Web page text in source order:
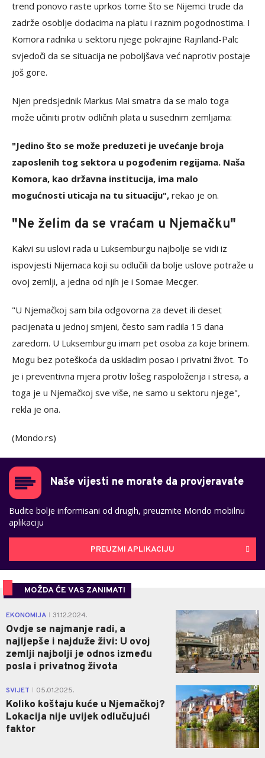
trend ponovo raste uprkos tome što se Nijemci trude da
zadrže osoblje dodacima na platu i raznim pogodnostima. I
Komora radnika u sektoru njege pokrajine Rajnland-Palc
svjedoči da se situacija ne poboljšava već naprotiv postaje
još gore.
Njen predsjednik Markus Mai smatra da se malo toga
može učiniti protiv odličnih plata u susednim zemljama:
"Jedino što se može preduzeti je uvećanje broja
zaposlenih tog sektora u pogođenim regijama. Naša
Komora, kao državna institucija, ima malo
mogućnosti uticaja na tu situaciju", rekao je on.
"Ne želim da se vraćam u Njemačku"
Kakvi su uslovi rada u Luksemburgu najbolje se vidi iz
ispovjesti Nijemaca koji su odlučili da bolje uslove potraže u
ovoj zemlji, a jedna od njih je i Somae Mecger.
"U Njemačkoj sam bila odgovorna za devet ili deset
pacijenata u jednoj smjeni, često sam radila 15 dana
zaredom. U Luksemburgu imam pet osoba za koje brinem.
Mogu bez poteškoća da uskladim posao i privatni život. To
je i preventivna mjera protiv lošeg raspoloženja i stresa, a
toga je u Njemačkoj sve više, ne samo u sektoru njege",
rekla je ona.
(Mondo.rs)
Naše vijesti ne morate da provjeravate
Budite bolje informisani od drugih, preuzmite Mondo mobilnu
aplikaciju
PREUZMI APLIKACIJU
MOŽDA ĆE VAS ZANIMATI
EKONOMIJA 31.12.2024.
Ovdje se najmanje radi, a
najljepše i najduže živi: U ovoj
zemlji najbolji je odnos između
posla i privatnog života
1
SVIJET 05.01.2025.
Koliko koštaju kuće u Njemačkoj?
Lokacija nije uvijek odlučujući
faktor
0